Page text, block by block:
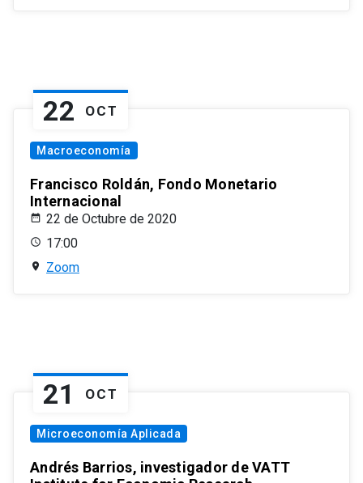
22 OCT
Macroeconomía
Francisco Roldán, Fondo Monetario
Internacional
22 de Octubre de 2020
17:00
Zoom
21 OCT
Microeconomía Aplicada
Andrés Barrios, investigador de VATT